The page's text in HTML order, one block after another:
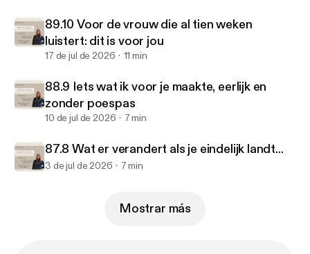
89.10 Voor de vrouw die al tien weken
luistert: dit is voor jou
17 de jul de 2026 11 min
88.9 Iets wat ik voor je maakte, eerlijk en
zonder poespas
10 de jul de 2026 7 min
87.8 Wat er verandert als je eindelijk landt...
3 de jul de 2026 7 min
Mostrar más